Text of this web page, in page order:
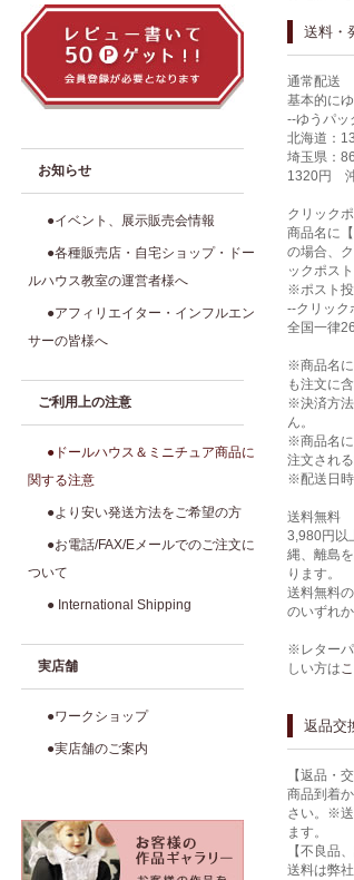
送料・
通常配送
基本的に
--ゆうパッ
北海道：
埼玉県：
1320円
クリック
商品名に
の場合、
ックポス
※ポスト投
--クリック
全国一律
※商品名に
も注文に
※決済方法
ん。
※商品名に
注文され
※配送日時
送料無料
3,980円以
縄、離島
ります。
送料無料
のいずれ
※レターパ
しい方は
返品交
【返品・
商品到着
さい。※送
ます。
【不良品
送料は弊
お知らせ
●イベント、展示販売会情報
●各種販売店・自宅ショップ・ドー
ルハウス教室の運営者様へ
●アフィリエイター・インフルエン
サーの皆様へ
ご利用上の注意
●ドールハウス＆ミニチュア商品に
関する注意
●より安い発送方法をご希望の方
●お電話/FAX/Eメールでのご注文に
ついて
● International Shipping
実店舗
●ワークショップ
●実店舗のご案内